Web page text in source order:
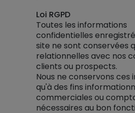
Loi RGPD
Toutes les informations
confidentielles
site ne sont conservées
relationnelles avec nos
clients ou prospects.
Nous ne conservons ces
qu'à des fins
commerciales ou
nécessaires au bon